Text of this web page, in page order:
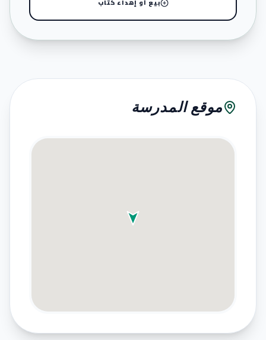
بيع أو إهداء كتاب
موقع المدرسة